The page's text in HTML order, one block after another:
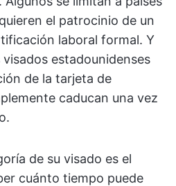
el patrocinio de un
laboral formal. Y
estadounidenses
de la tarjeta de
caducan una vez
de su visado es el
cuánto tiempo puede